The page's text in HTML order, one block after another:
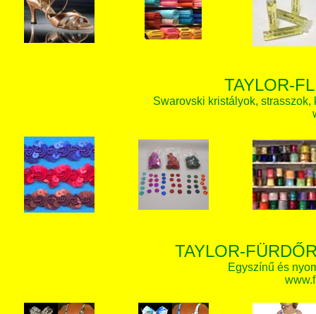
TAYLOR-
Swarovski kristályok,
TAYLOR-
Egyszínű és